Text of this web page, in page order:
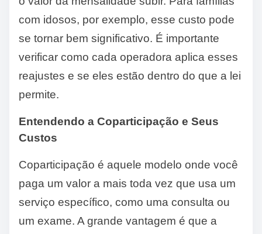
com idosos, por exemplo, esse custo pode
se tornar bem significativo. É importante
verificar como cada operadora aplica esses
reajustes e se eles estão dentro do que a lei
permite.
Entendendo a Coparticipação e Seus
Custos
Coparticipação é aquele modelo onde você
paga um valor a mais toda vez que usa um
serviço específico, como uma consulta ou
um exame. A grande vantagem é que a